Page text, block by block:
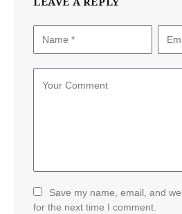
LEAVE A REPLY
Save my name, email, and
for the next time I comment.